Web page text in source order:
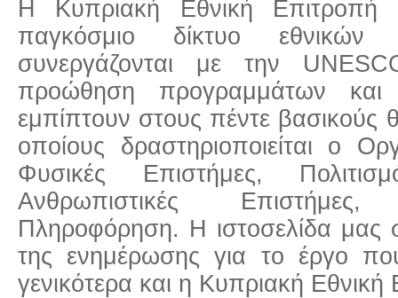
Η Κυπριακή Εθνική Επιτροπή
παγκόσμιο δίκτυο
συνεργάζονται με την
προώθηση προγραμμάτων και
εμπίπτουν στους πέντε βασικούς
οποίους δραστηριοποιείται ο
Φυσικές Επιστήμες,
Ανθρωπιστικές
Πληροφόρηση. Η ιστοσελίδα μας
της ενημέρωσης για το έργο
γενικότερα και η Κυπριακή Εθνική